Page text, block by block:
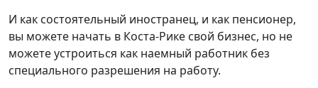
И как состоятельный иностранец, и как пенсионер,
вы можете начать в Коста-Рике свой бизнес, но не
можете устроиться как наемный работник без
специального разрешения на работу.